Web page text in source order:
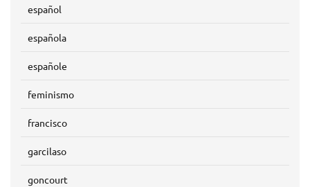
español
española
españole
feminismo
francisco
garcilaso
goncourt